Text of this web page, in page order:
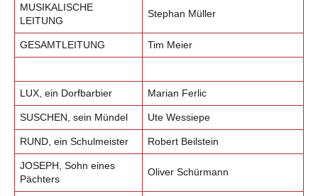
MUSIKALISCHE
LEITUNG
Stephan Müller
GESAMTLEITUNG Tim Meier
LUX, ein Dorfbarbier Marian Ferlic
SUSCHEN, sein Mündel Ute Wessiepe
RUND, ein Schulmeister Robert Beilstein
JOSEPH, Sohn eines
Pächters
Oliver Schürmann